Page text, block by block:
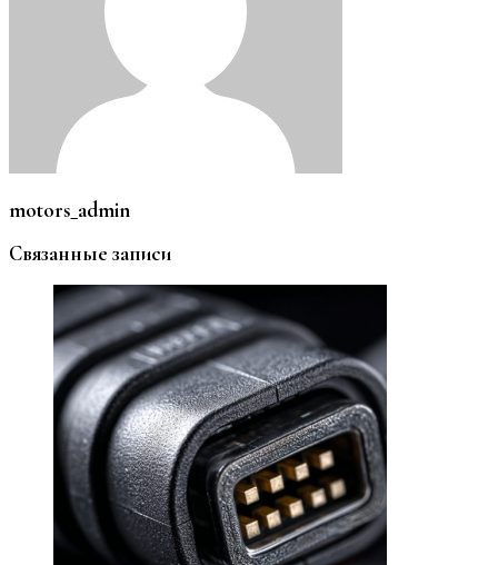
motors_admin
Связанные записи